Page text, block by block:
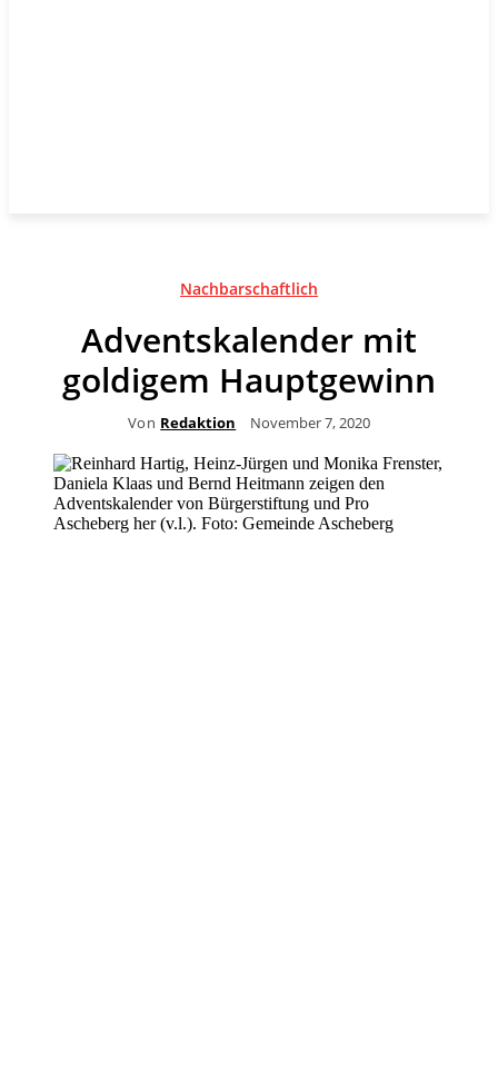
Nachbarschaftlich
Adventskalender mit
goldigem Hauptgewinn
Von Redaktion November 7, 2020